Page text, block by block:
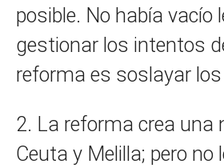
posible. No había
gestionar los intentos
reforma es soslayar
2. La reforma crea una
Ceuta y Melilla; pero